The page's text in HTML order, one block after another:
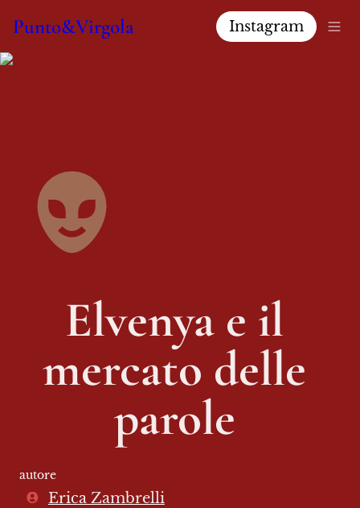
Punto&Virgola Instagram
Elvenya e il
mercato delle
parole
autore
Erica Zambrelli